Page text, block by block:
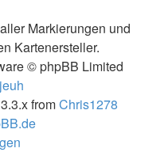
Markierungen und
Kartenersteller.
© phpBB Limited
fromChris1278